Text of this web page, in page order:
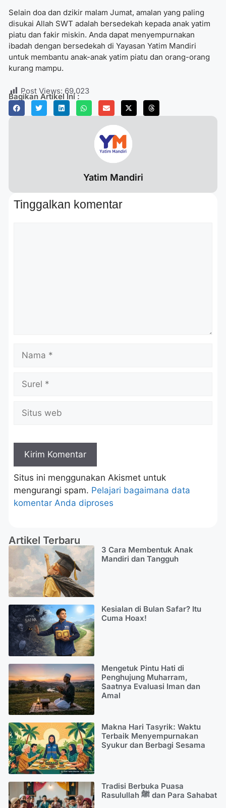
Selain doa dan dzikir malam Jumat, amalan yang paling
disukai Allah SWT adalah bersedekah kepada anak yatim
piatu dan fakir miskin. Anda dapat menyempurnakan
ibadah dengan bersedekah di Yayasan Yatim Mandiri
untuk membantu anak-anak yatim piatu dan orang-orang
kurang mampu.
Post Views: 69,023
Bagikan Artikel Ini :
Yatim Mandiri
Tinggalkan komentar
Situs ini menggunakan Akismet untuk
mengurangi spam. Pelajari bagaimana data
komentar Anda diproses
Artikel Terbaru
3 Cara Membentuk Anak
Mandiri dan Tangguh
Kesialan di Bulan Safar? Itu
Cuma Hoax!
Mengetuk Pintu Hati di
Penghujung Muharram,
Saatnya Evaluasi Iman dan
Amal
Makna Hari Tasyrik: Waktu
Terbaik Menyempurnakan
Syukur dan Berbagi Sesama
Tradisi Berbuka Puasa
Rasulullah ﷺ dan Para Sahabat